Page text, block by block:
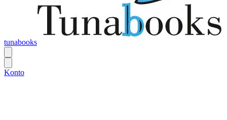
tunabooks
Konto